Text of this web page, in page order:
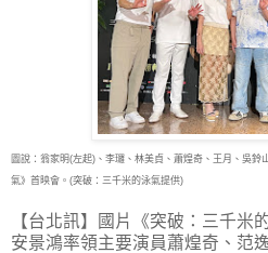
圖說：翁家明(左起)、李㼈、林美貞、蕭煌奇、王月、吳
氣》首映會。(突破：三千米的泳氣提供)
【台北訊】國片《突破：三千米
安景鴻率領主要演員蕭煌奇、范